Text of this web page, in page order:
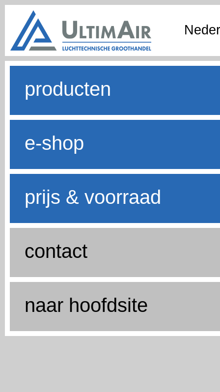
producten
e-shop
prijs & voorraad
contact
naar hoofdsite